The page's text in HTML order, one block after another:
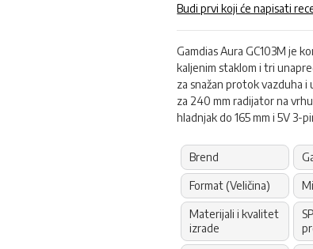
Budi prvi koji će napisati
Gamdias Aura GC103M je
kaljenim staklom i tri
za snažan protok vazduha
za 240 mm radijator na
hladnjak do 165 mm i 5V 3-
Brend
Format (Veličina)
Materijali i kvalitet
izrade